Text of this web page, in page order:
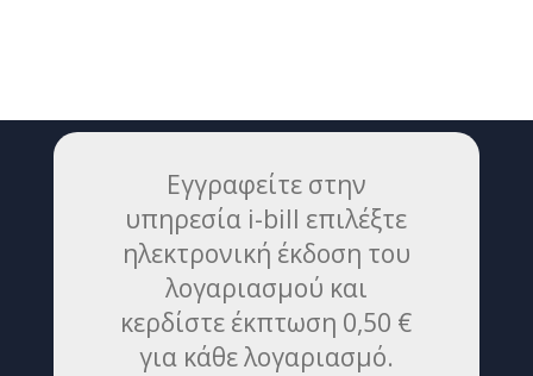
Εγγραφείτε στην
υπηρεσία i-bill επιλέξτε
ηλεκτρονική έκδοση του
λογαριασμού και
κερδίστε έκπτωση 0,50 €
για κάθε λογαριασμό.